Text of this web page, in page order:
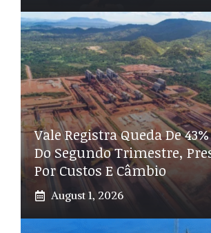
Vale Registra Queda De
Do Segundo Trimestre,
Por Custos E Câmbio
August 1, 2026